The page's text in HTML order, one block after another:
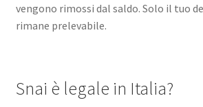
vengono rimossi dal saldo. Solo il tuo
rimane prelevabile.
Snai è legale in Italia?